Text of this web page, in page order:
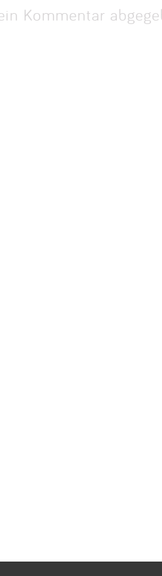
Kommentar